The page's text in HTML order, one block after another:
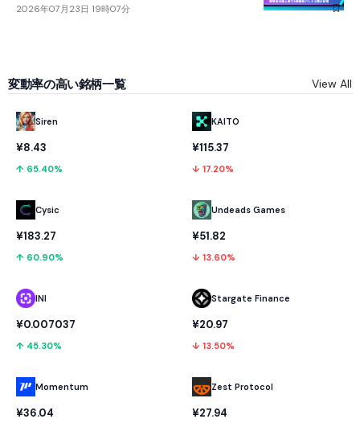
2026年07月23日 19時07分
変動率の高い銘柄一覧 View All
Siren
¥8.43
↑ 65.40%
Cysic
¥183.27
↑ 60.90%
INI
¥0.007037
↑ 45.30%
Momentum
¥36.04
KAITO
¥115.37
↓ 17.20%
Undeads Games
¥51.82
↓ 13.60%
Stargate Finance
¥20.97
↓ 13.50%
Zest Protocol
¥27.94